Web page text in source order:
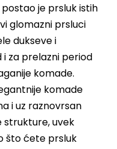
je prsluk istih
glomazni prsluci
dukseve i
za prelazni period
komade.
komade
i uz raznovrsan
strukture, uvek
što ćete prsluk